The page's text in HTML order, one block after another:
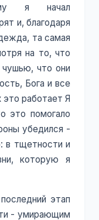
я начал
и, благодаря
та самая
на то, что
что они
Бога и все
работает Я
это помогало
убедился -
в тщетности и
которую я
этап
- умирающим